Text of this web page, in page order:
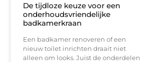
De tijdloze keuze voor een
onderhoudsvriendelijke
badkamerkraan
Een badkamer renoveren of een
nieuw toilet inrichten draait niet
alleen om looks. Juist de onderdelen